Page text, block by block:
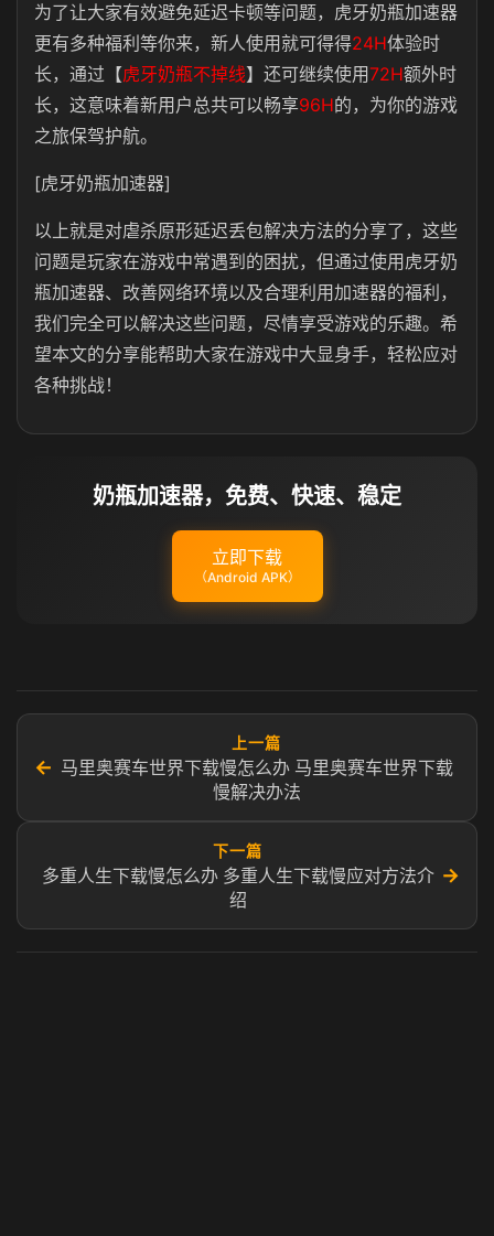
为了让大家有效避免延迟卡顿等问题，虎牙奶瓶加速器
更有多种福利等你来，新人使用就可得得24H体验时
长，通过【虎牙奶瓶不掉线】还可继续使用72H额外时
长，这意味着新用户总共可以畅享96H的，为你的游戏
之旅保驾护航。
[虎牙奶瓶加速器]
以上就是对虐杀原形延迟丢包解决方法的分享了，这些
问题是玩家在游戏中常遇到的困扰，但通过使用虎牙奶
瓶加速器、改善网络环境以及合理利用加速器的福利，
我们完全可以解决这些问题，尽情享受游戏的乐趣。希
望本文的分享能帮助大家在游戏中大显身手，轻松应对
各种挑战！
奶瓶加速器，免费、快速、稳定
立即下载
（Android APK）
←
上一篇
马里奥赛车世界下载慢怎么办 马里奥赛车世界下载
慢解决办法
下一篇
多重人生下载慢怎么办 多重人生下载慢应对方法介
绍
→